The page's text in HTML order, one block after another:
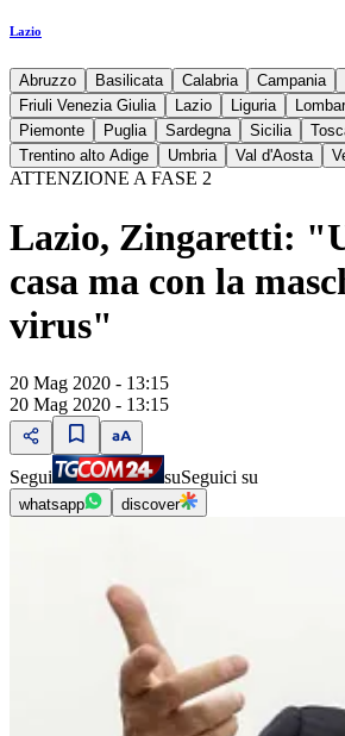
Lazio
Abruzzo Basilicata Calabria Campania
Friuli Venezia Giulia
Lazio Liguria
Piemonte
Puglia Sardegna Sicilia
Trentino alto Adige
Umbria Val d'Aosta
ATTENZIONE A FASE 2
Lazio, Zingaretti:
casa ma con la
virus"
20 Mag 2020 - 13:15
20 Mag 2020 - 13:15
Segui suSeguici su
whatsapp discover